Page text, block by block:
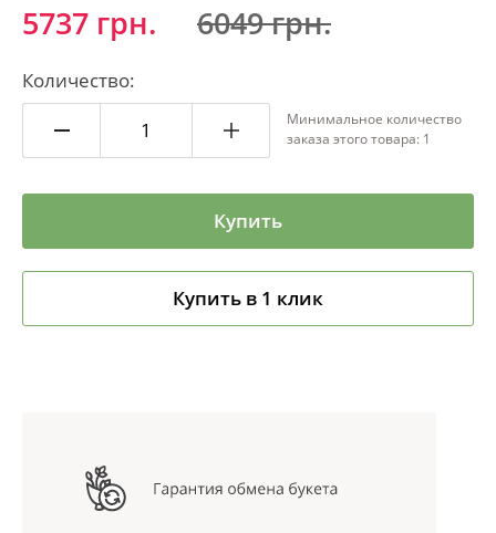
5737 грн. 6049 грн.
Количество:
Минимальное количество
заказа этого товара: 1
Купить
Купить в 1 клик